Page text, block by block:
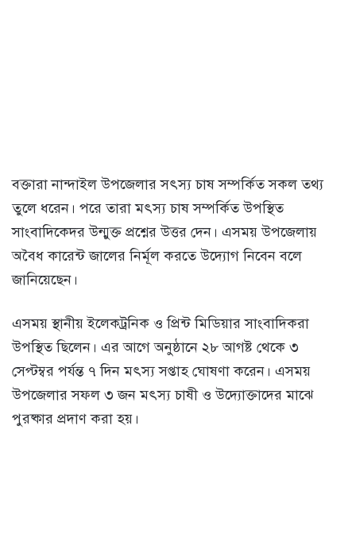
বক্তারা নান্দাইল উপজেলার সৎস্য চাষ সম্পর্কিত সকল তথ্য
তুলে ধরেন। পরে তারা মৎস্য চাষ সম্পর্কিত উপস্থিত
সাংবাদিকেদর উন্মুক্ত প্রশ্নের উত্তর দেন। এসময় উপজেলায়
অবৈধ কারেন্ট জালের নির্মূল করতে উদ্যোগ নিবেন বলে
জানিয়েছেন।
এসময় স্থানীয় ইলেকট্রনিক ও প্রিন্ট মিডিয়ার সাংবাদিকরা
উপস্থিত ছিলেন। এর আগে অনুষ্ঠানে ২৮ আগষ্ট থেকে ৩
সেপ্টম্বর পর্যন্ত ৭ দিন মৎস্য সপ্তাহ ঘোষণা করেন। এসময়
উপজেলার সফল ৩ জন মৎস্য চাষী ও উদ্যোক্তাদের মাঝে
পুরষ্কার প্রদাণ করা হয়।